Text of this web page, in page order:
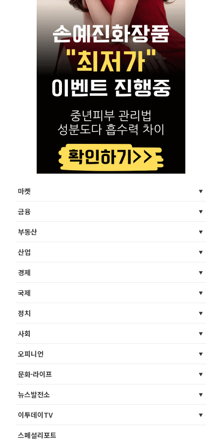
마켓
금융
부동산
산업
경제
국제
정치
사회
오피니언
문화·라이프
뉴스발전소
이투데이TV
스페셜리포트